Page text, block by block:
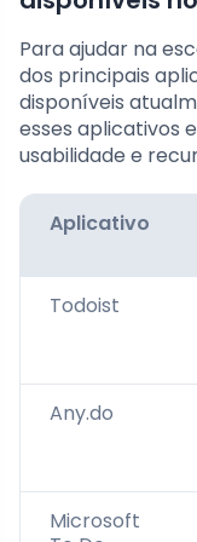
Para ajudar na
dos principais
disponíveis
esses aplicativos
usabilidade e
Aplicativo
Todoist
Any.do
Microsoft